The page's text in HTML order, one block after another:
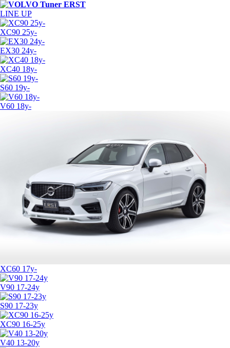
LINE UP
XC90 25y-
EX30 24y-
XC40 18y-
S60 19y-
V60 18y-
XC60 17y-
V90 17-24y
S90 17-23y
XC90 16-25y
V40 13-20y